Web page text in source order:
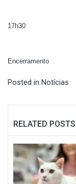
17h30
Encerramento
Posted in Notícias
RELATED POSTS